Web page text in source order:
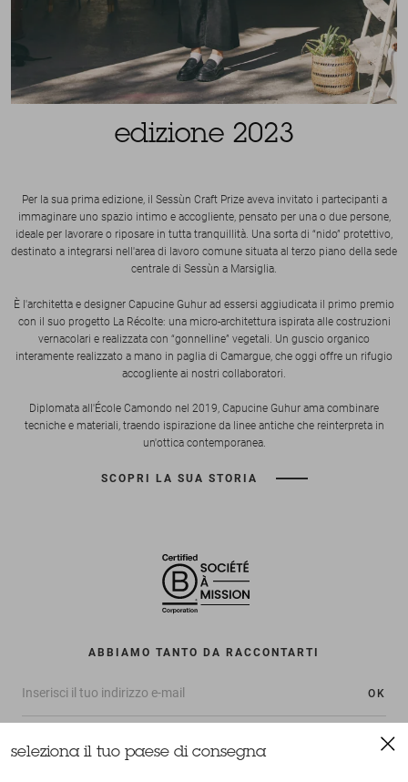
edizione 2023
Per la sua prima edizione, il Sessùn Craft Prize aveva invitato i partecipanti a
immaginare uno spazio intimo e accogliente, pensato per una o due persone,
ideale per lavorare o riposare in tutta tranquillità. Una sorta di “nido” protettivo,
destinato a integrarsi nell'area di lavoro comune situata al terzo piano della sede
centrale di Sessùn a Marsiglia.
È l'architetta e designer Capucine Guhur ad essersi aggiudicata il primo premio
con il suo progetto La Récolte: una micro-architettura ispirata alle costruzioni
vernacolari e realizzata con “gonnelline” vegetali. Un guscio organico
interamente realizzato a mano in paglia di Camargue, che oggi offre un rifugio
accogliente ai nostri collaboratori.
Diplomata all'École Camondo nel 2019, Capucine Guhur ama combinare
tecniche e materiali, traendo ispirazione da linee antiche che reinterpreta in
un'ottica contemporanea.
SCOPRI LA SUA STORIA
ABBIAMO TANTO DA RACCONTARTI
OK
seleziona il tuo paese di consegna